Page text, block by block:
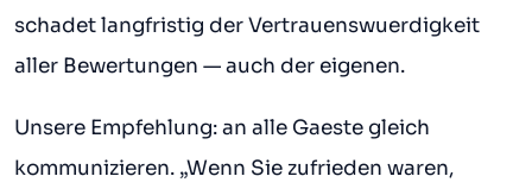
schadet langfristig der Vertrauenswuerdigkeit
aller Bewertungen — auch der eigenen.
Unsere Empfehlung: an alle Gaeste gleich
kommunizieren. „Wenn Sie zufrieden waren,